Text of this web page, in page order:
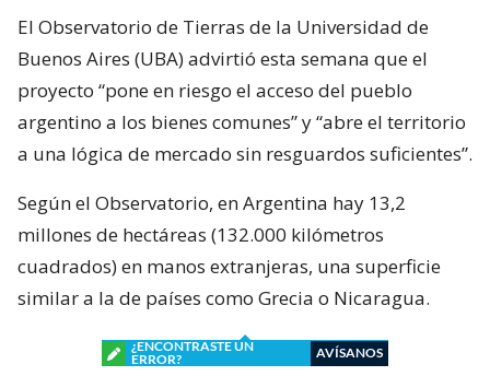
El Observatorio de Tierras de la Universidad de
Buenos Aires (UBA) advirtió esta semana que el
proyecto “pone en riesgo el acceso del pueblo
argentino a los bienes comunes” y “abre el territorio
a una lógica de mercado sin resguardos suficientes”.
Según el Observatorio, en Argentina hay 13,2
millones de hectáreas (132.000 kilómetros
cuadrados) en manos extranjeras, una superficie
similar a la de países como Grecia o Nicaragua.
¿ENCONTRASTE UN
ERROR?
AVÍSANOS